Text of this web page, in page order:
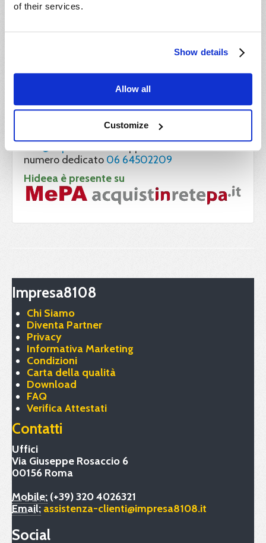
of their services.
Show details
Allow all
Customize
Per le iscrizioni relative alle Pubbliche
info@impresa8108.itoppure chiamare il
numero dedicato 06 64502209
Hideea è presente su
Impresa8108
Chi Siamo
Diventa Partner
Privacy
Informativa Marketing
Condizioni
Carta della qualità
Download
FAQ
Verifica Attestati
Contatti
Uffici
Via Giuseppe Rosaccio 6
00156 Roma
Mobile: (+39) 320 4026321
Email: assistenza-clienti@impresa8108.it
Social